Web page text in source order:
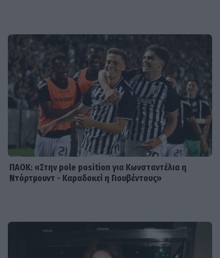
Κατερίνα Σαβράνη: Επιστρέφει στην
τηλεόραση μετά από χρόνια - Σε
ποια σειρά θα τη δούμε
Ρία Ελληνίδου: Ποζάρει με μαγιό
πάνω σε σκάφος και «ανάβει»
φωτιές στο Instagram!
ΠΑΟΚ: «Στην pole position για Κωνσταντέλια η
Ντόρτμουντ - Καραδοκεί η Γιουβέντους»